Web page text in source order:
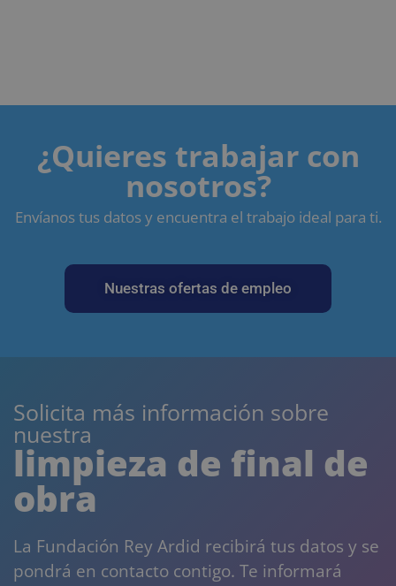
¿Quieres trabajar con
nosotros?
Envíanos tus datos y encuentra el trabajo ideal para ti.
Nuestras ofertas de empleo
Solicita más información sobre
nuestra
limpieza de final de
obra
La Fundación Rey Ardid recibirá tus datos y se
pondrá en contacto contigo. Te informará